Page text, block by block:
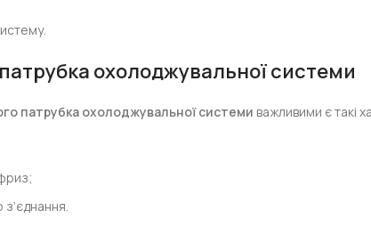
охолоджувальної системи
патрубка охолоджувальної системи важливими є такі